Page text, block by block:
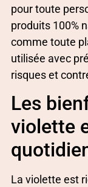
pour toute
produits 100%
comme toute
utilisée avec
risques et
Les
violette
La violette est